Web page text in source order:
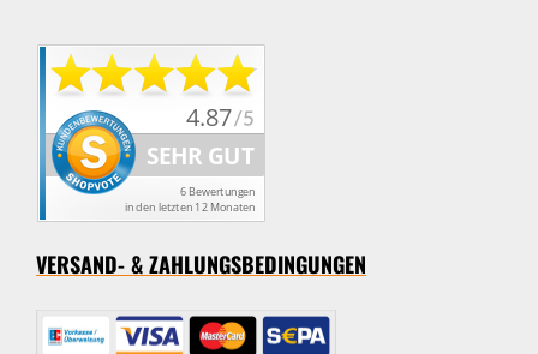
VERSAND- & ZAHLUNGSBEDINGUNGEN